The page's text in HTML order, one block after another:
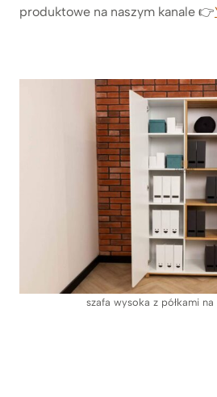
produktowe na naszym kanale 👉
szafa wysoka z półkami